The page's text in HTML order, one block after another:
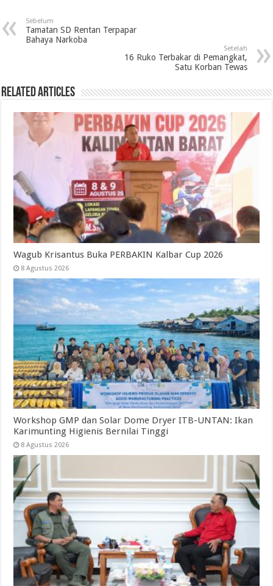
Sebelum
Tamatan SD Rentan Terpapar
Bahaya Narkoba
Setelah
16 Ruko Terbakar di Pemangkat,
Satu Korban Tewas
Related Articles
Wagub Krisantus Buka PERBAKIN Kalbar Cup 2026
8 Agustus 2026
Workshop GMP dan Solar Dome Dryer ITB-UNTAN: Ikan
Karimunting Higienis Bernilai Tinggi
8 Agustus 2026